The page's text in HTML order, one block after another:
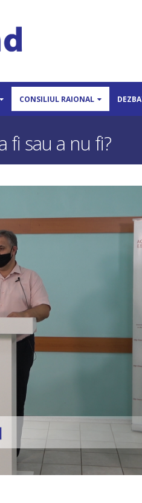
CONSILIUL RAIONAL
fi sau a nu fi?